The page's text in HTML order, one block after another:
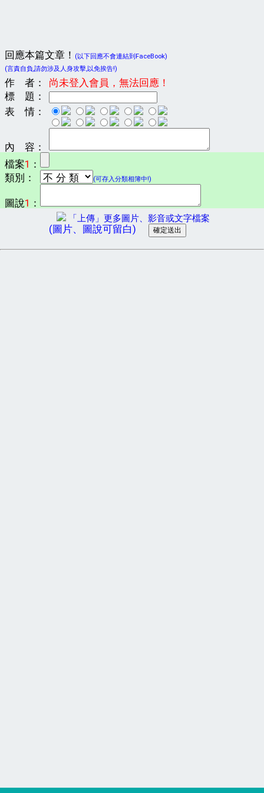
回應本篇文章！
(以下回應不會連結到FaceBook)
(言責自負,請勿涉及人身攻擊,以免挨告!)
作 者：
尚未登入會員，無法回應！
標 題：
表 情：
內 容：
檔案1 ：
類別：
(可存入分類相簿中!)
圖說1 ：
「上傳」更多圖片、影音或文字檔案
(圖片、圖說可留白)